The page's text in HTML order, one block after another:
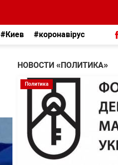
#Киев #коронавірус
НОВОСТИ «ПОЛИТИКА»
Политика